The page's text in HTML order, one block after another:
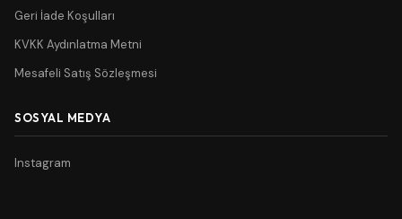
Geri İade Koşulları
KVKK Aydınlatma Metni
Mesafeli Satış Sözleşmesi
SOSYAL MEDYA
Instagram